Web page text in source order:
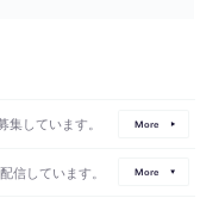
しています。 More
信しています。 More